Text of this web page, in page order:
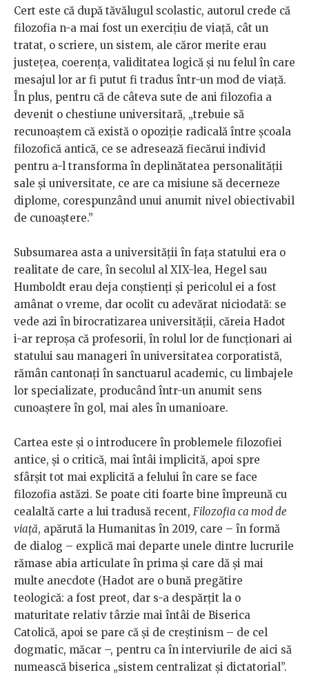
Cert este că după tăvălugul scolastic, autorul crede că
filozofia n-a mai fost un exercițiu de viață, cât un
tratat, o scriere, un sistem, ale căror merite erau
justețea, coerența, validitatea logică și nu felul în care
mesajul lor ar fi putut fi tradus într-un mod de viață.
În plus, pentru că de câteva sute de ani filozofia a
devenit o chestiune universitară, „trebuie să
recunoaștem că există o opoziție radicală între școala
filozofică antică, ce se adresează fiecărui individ
pentru a-l transforma în deplinătatea personalității
sale și universitate, ce are ca misiune să decerneze
diplome, corespunzând unui anumit nivel obiectivabil
de cunoaștere.”
Subsumarea asta a universității în fața statului era o
realitate de care, în secolul al XIX-lea, Hegel sau
Humboldt erau deja conștienți și pericolul ei a fost
amânat o vreme, dar ocolit cu adevărat niciodată: se
vede azi în birocratizarea universității, căreia Hadot
i-ar reproșa că profesorii, în rolul lor de funcționari ai
statului sau manageri în universitatea corporatistă,
rămân cantonați în sanctuarul academic, cu limbajele
lor specializate, producând într-un anumit sens
cunoaștere în gol, mai ales în umanioare.
Cartea este și o introducere în problemele filozofiei
antice, și o critică, mai întâi implicită, apoi spre
sfârșit tot mai explicită a felului în care se face
filozofia astăzi. Se poate citi foarte bine împreună cu
cealaltă carte a lui tradusă recent, Filozofia ca mod de
viață, apărută la Humanitas în 2019, care – în formă
de dialog – explică mai departe unele dintre lucrurile
rămase abia articulate în prima și care dă și mai
multe anecdote (Hadot are o bună pregătire
teologică: a fost preot, dar s-a despărțit la o
maturitate relativ târzie mai întâi de Biserica
Catolică, apoi se pare că și de creștinism – de cel
dogmatic, măcar –, pentru ca în interviurile de aici să
numească biserica „sistem centralizat și dictatorial”.